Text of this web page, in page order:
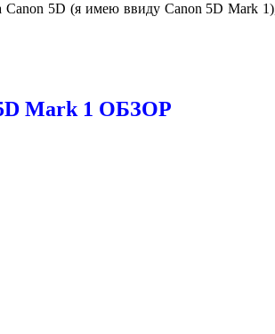
5D (я имею ввиду Canon 5D Mark
Mark 1 ОБЗОР